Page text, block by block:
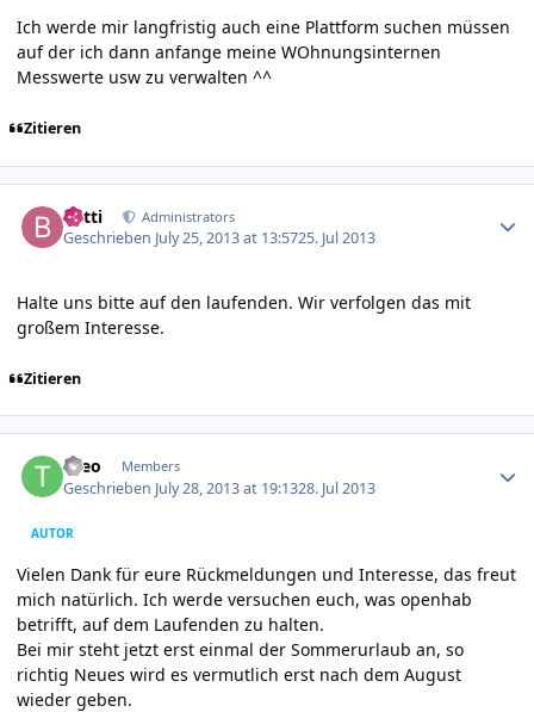
Ich werde mir langfristig auch eine Plattform suchen müssen
auf der ich dann anfange meine WOhnungsinternen
Messwerte usw zu verwalten ^^
Zitieren
batti Administrators
Geschrieben July 25, 2013 at 13:5725. Jul 2013
Halte uns bitte auf den laufenden. Wir verfolgen das mit
großem Interesse.
Zitieren
theo Members
Geschrieben July 28, 2013 at 19:1328. Jul 2013
AUTOR
Vielen Dank für eure Rückmeldungen und Interesse, das freut
mich natürlich. Ich werde versuchen euch, was openhab
betrifft, auf dem Laufenden zu halten.
Bei mir steht jetzt erst einmal der Sommerurlaub an, so
richtig Neues wird es vermutlich erst nach dem August
wieder geben.